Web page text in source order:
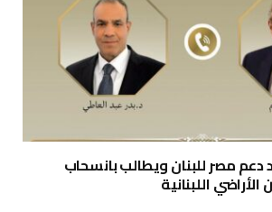
دعم مصر للبنان ويطالب بانسحاب
اللبنانية